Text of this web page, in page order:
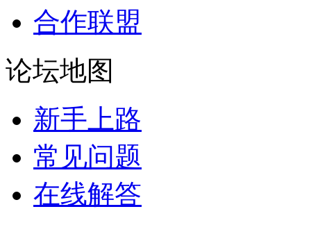
合作联盟
论坛地图
新手上路
常见问题
在线解答